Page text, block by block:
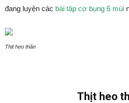
đang luyện các bài tập cơ bụng 6 múi
Thịt heo thăn
Thịt heo